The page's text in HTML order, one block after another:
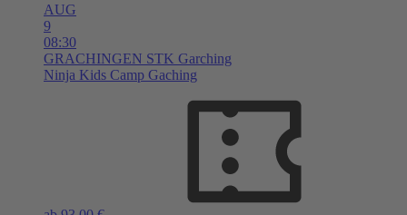
AUG
9
08:30
GRACHINGEN STK Garching
Ninja Kids Camp Gaching